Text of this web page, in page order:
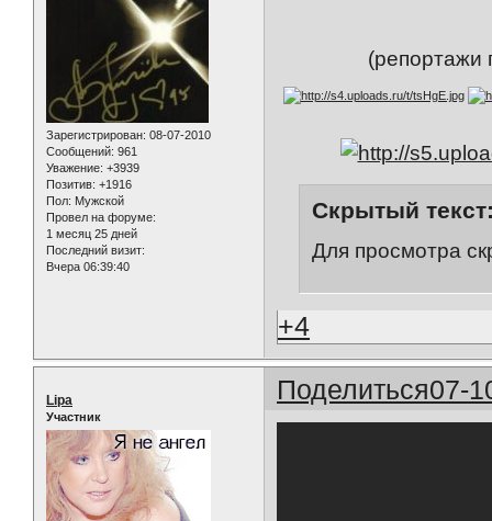
Зарегистрирован: 08-07-2010
Сообщений: 961
Уважение: +3939
Позитив: +1916
Пол: Мужской
Провел на форуме:
1 месяц 25 дней
Последний визит:
Вчера 06:39:40
(репортажи
Скрытый
Для просмотра
+4
Поделиться07-
Lipa
Участник